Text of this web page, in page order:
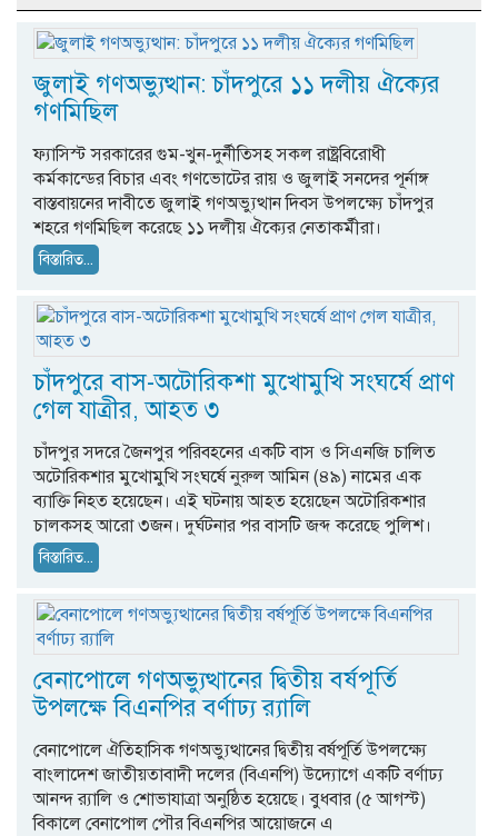
জুলাই গণঅভ্যুত্থান: চাঁদপুরে ১১ দলীয় ঐক্যের
গণমিছিল
ফ্যাসিস্ট সরকারের গুম-খুন-দুর্নীতিসহ সকল রাষ্ট্রবিরোধী
কর্মকান্ডের বিচার এবং গণভোটের রায় ও জুলাই সনদের পূর্নাঙ্গ
বাস্তবায়নের দাবীতে জুলাই গণঅভ্যুত্থান দিবস উপলক্ষ্যে চাঁদপুর
শহরে গণমিছিল করেছে ১১ দলীয় ঐক্যের নেতাকর্মীরা।
বিস্তারিত...
চাঁদপুরে বাস-অটোরিকশা মুখোমুখি সংঘর্ষে প্রাণ
গেল যাত্রীর, আহত ৩
চাঁদপুর সদরে জৈনপুর পরিবহনের একটি বাস ও সিএনজি চালিত
অটোরিকশার মুখোমুখি সংঘর্ষে নুরুল আমিন (৪৯) নামের এক
ব্যাক্তি নিহত হয়েছেন। এই ঘটনায় আহত হয়েছেন অটোরিকশার
চালকসহ আরো ৩জন। দুর্ঘটনার পর বাসটি জব্দ করেছে পুলিশ।
বিস্তারিত...
বেনাপোলে গণঅভ্যুত্থানের দ্বিতীয় বর্ষপূর্তি
উপলক্ষে বিএনপির বর্ণাঢ্য র‍্যালি
বেনাপোলে ঐতিহাসিক গণঅভ্যুত্থানের দ্বিতীয় বর্ষপূর্তি উপলক্ষ্যে
বাংলাদেশ জাতীয়তাবাদী দলের (বিএনপি) উদ্যোগে একটি বর্ণাঢ্য
আনন্দ র‍্যালি ও শোভাযাত্রা অনুষ্ঠিত হয়েছে। বুধবার (৫ আগস্ট)
বিকালে বেনাপোল পৌর বিএনপির আয়োজনে এ